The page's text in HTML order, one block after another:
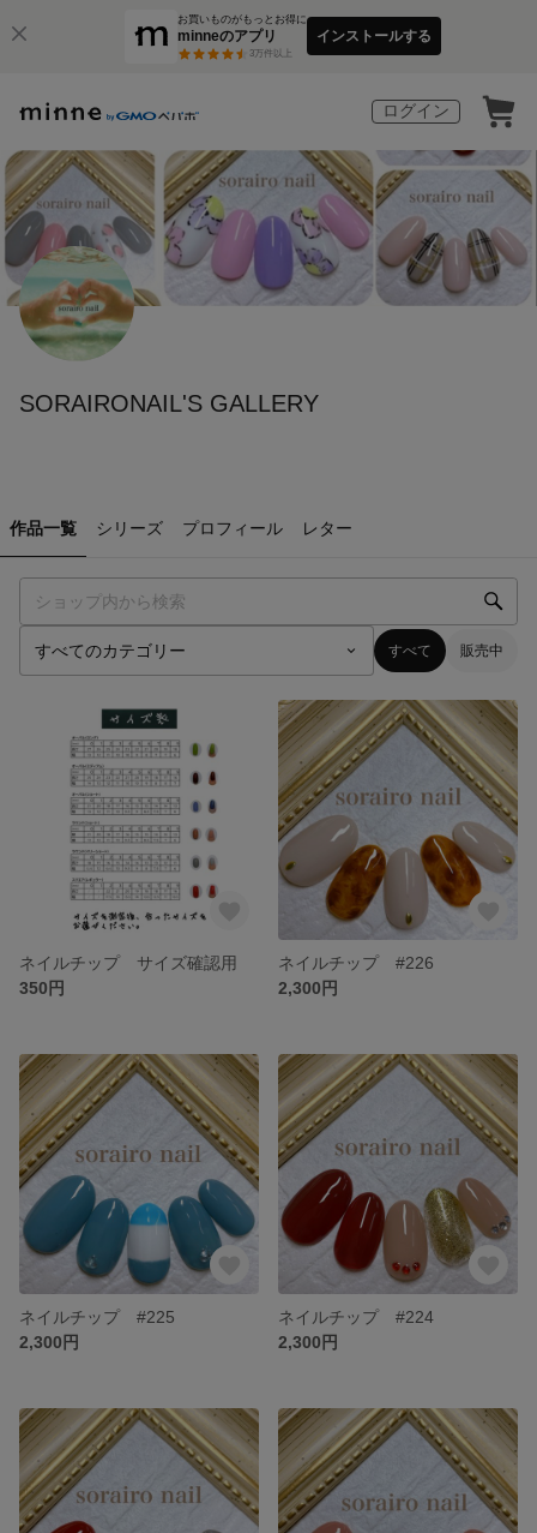
お買いものがもっとお得に
minneのアプリ
3万件以上
インストールする
ログイン
SORAIRONAIL'S GALLERY
作品一覧 シリーズ プロフィール レター
すべて 販売中
ネイルチップ サイズ確認用
350円
ネイルチップ #226
2,300円
ネイルチップ #225
2,300円
ネイルチップ #224
2,300円